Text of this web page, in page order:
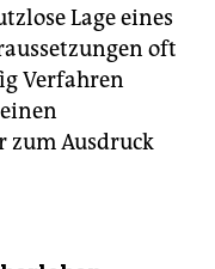
Lage eines
oft
Verfahren
zum Ausdruck